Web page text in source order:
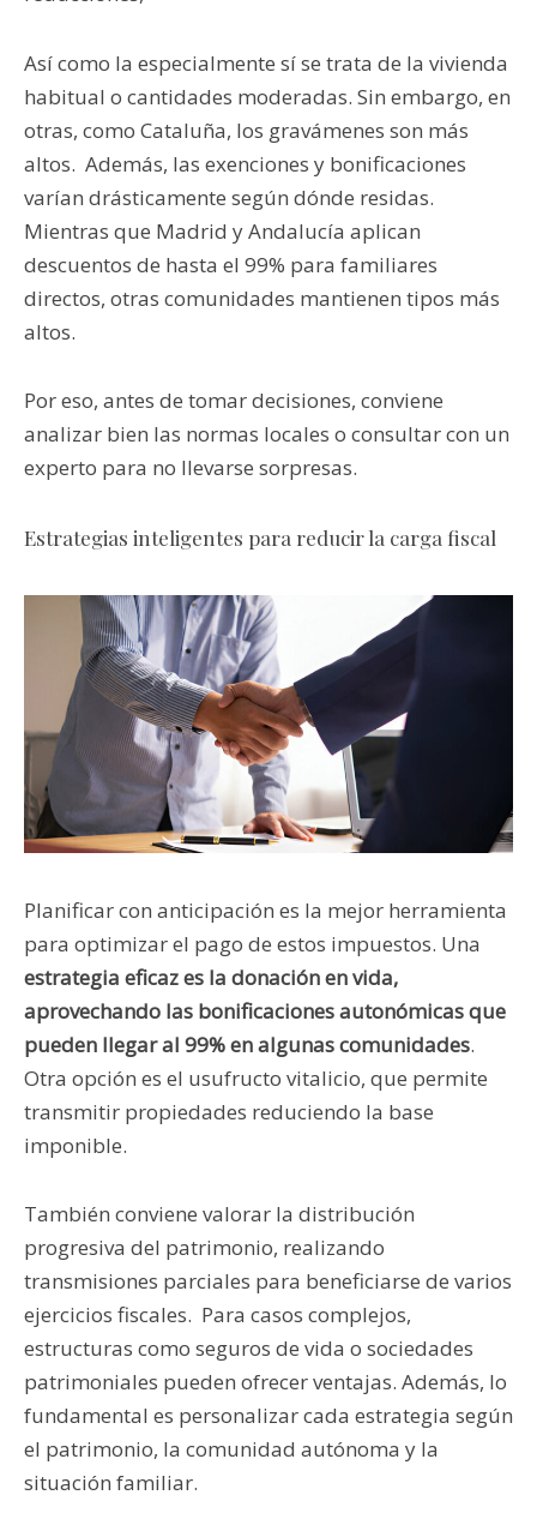
Así como la especialmente sí se trata de la vivienda
habitual o cantidades moderadas. Sin embargo, en
otras, como Cataluña, los gravámenes son más
altos. Además, las exenciones y bonificaciones
varían drásticamente según dónde residas.
Mientras que Madrid y Andalucía aplican
descuentos de hasta el 99% para familiares
directos, otras comunidades mantienen tipos más
altos.
Por eso, antes de tomar decisiones, conviene
analizar bien las normas locales o consultar con un
experto para no llevarse sorpresas.
Estrategias inteligentes para reducir la carga fiscal
Planificar con anticipación es la mejor herramienta
para optimizar el pago de estos impuestos. Una
estrategia eficaz es la donación en vida,
aprovechando las bonificaciones autonómicas que
pueden llegar al 99% en algunas comunidades.
Otra opción es el usufructo vitalicio, que permite
transmitir propiedades reduciendo la base
imponible.
También conviene valorar la distribución
progresiva del patrimonio, realizando
transmisiones parciales para beneficiarse de varios
ejercicios fiscales. Para casos complejos,
estructuras como seguros de vida o sociedades
patrimoniales pueden ofrecer ventajas. Además, lo
fundamental es personalizar cada estrategia según
el patrimonio, la comunidad autónoma y la
situación familiar.